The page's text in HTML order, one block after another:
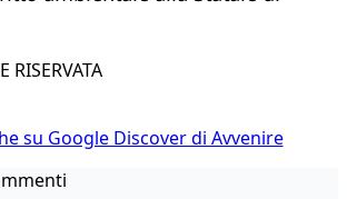
RISERVATA
su Google Discover di Avvenire